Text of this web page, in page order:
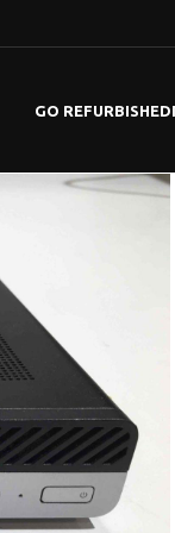
GO REFURBISHED